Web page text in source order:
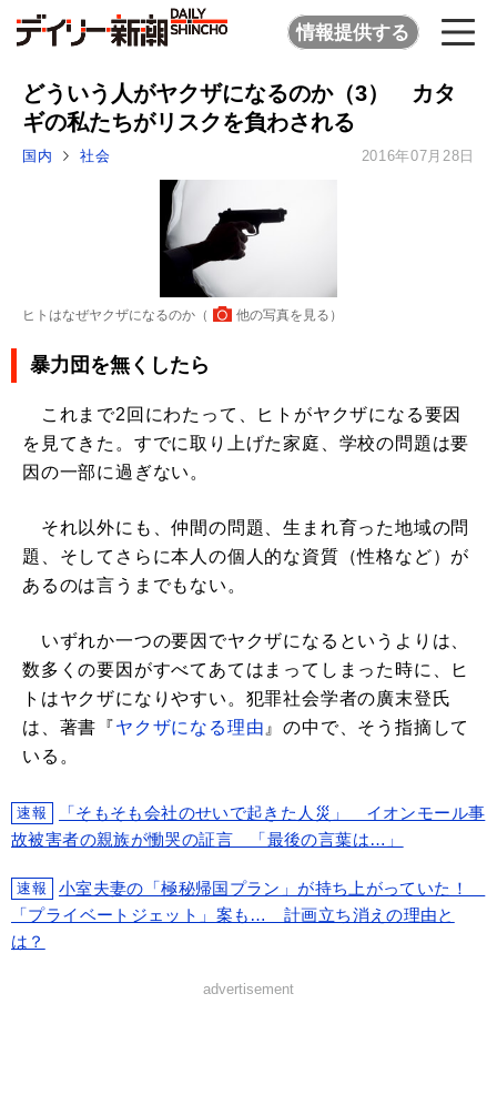
情報提供する
どういう人がヤクザになるのか（3） カタ
ギの私たちがリスクを負わされる
国内 社会 2016年07月28日
ヒトはなぜヤクザになるのか（ 他の写真を見る ）
暴力団を無くしたら
これまで2回にわたって、ヒトがヤクザになる要因
を見てきた。すでに取り上げた家庭、学校の問題は要
因の一部に過ぎない。
それ以外にも、仲間の問題、生まれ育った地域の問
題、そしてさらに本人の個人的な資質（性格など）が
あるのは言うまでもない。
いずれか一つの要因でヤクザになるというよりは、
数多くの要因がすべてあてはまってしまった時に、ヒ
トはヤクザになりやすい。犯罪社会学者の廣末登氏
は、著書『ヤクザになる理由』の中で、そう指摘して
いる。
速報
「そもそも会社のせいで起きた人災」 イオンモール事
故被害者の親族が慟哭の証言 「最後の言葉は…」
速報
小室夫妻の「極秘帰国プラン」が持ち上がっていた！
「プライベートジェット」案も… 計画立ち消えの理由と
は？
advertisement